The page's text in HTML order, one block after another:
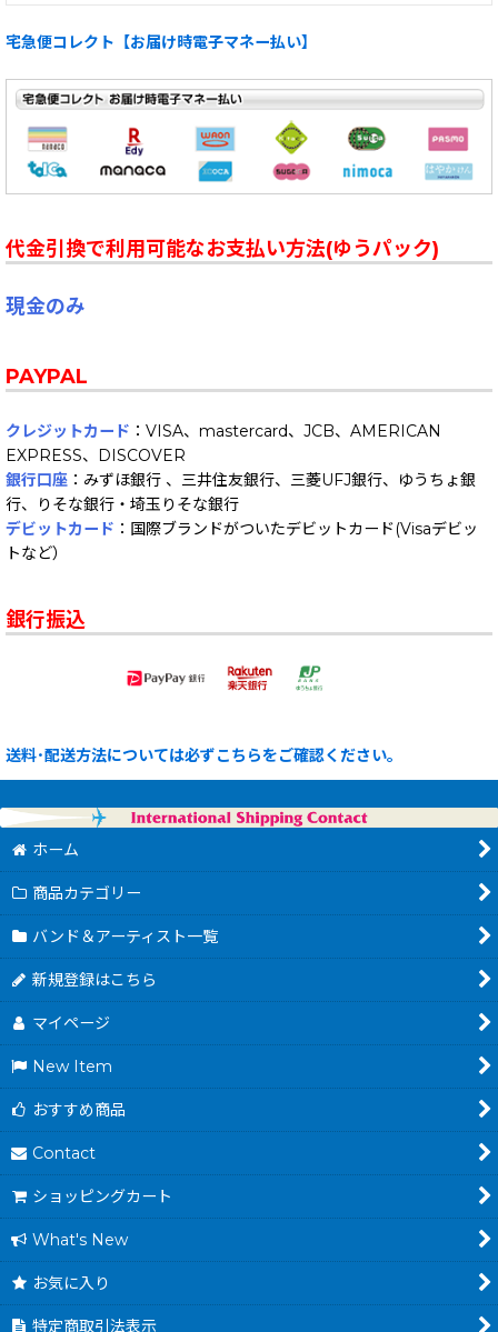
宅急便コレクト【お届け時電子マネー払い】
代金引換で利用可能なお支払い方法(ゆうパック)
現金のみ
PAYPAL
クレジットカード ：VISA、mastercard、JCB、AMERICAN
EXPRESS、DISCOVER
銀行口座 ：みずほ銀行 、三井住友銀行、三菱UFJ銀行、ゆうちょ銀
行、りそな銀行・埼玉りそな銀行
デビットカード ：国際ブランドがついたデビットカード(Visaデビッ
トなど）
銀行振込
送料･配送方法については必ずこちらをご確認ください。
ホーム
商品カテゴリー
バンド＆アーティスト一覧
新規登録はこちら
マイページ
New Item
おすすめ商品
Contact
ショッピングカート
What's New
お気に入り
特定商取引法表示